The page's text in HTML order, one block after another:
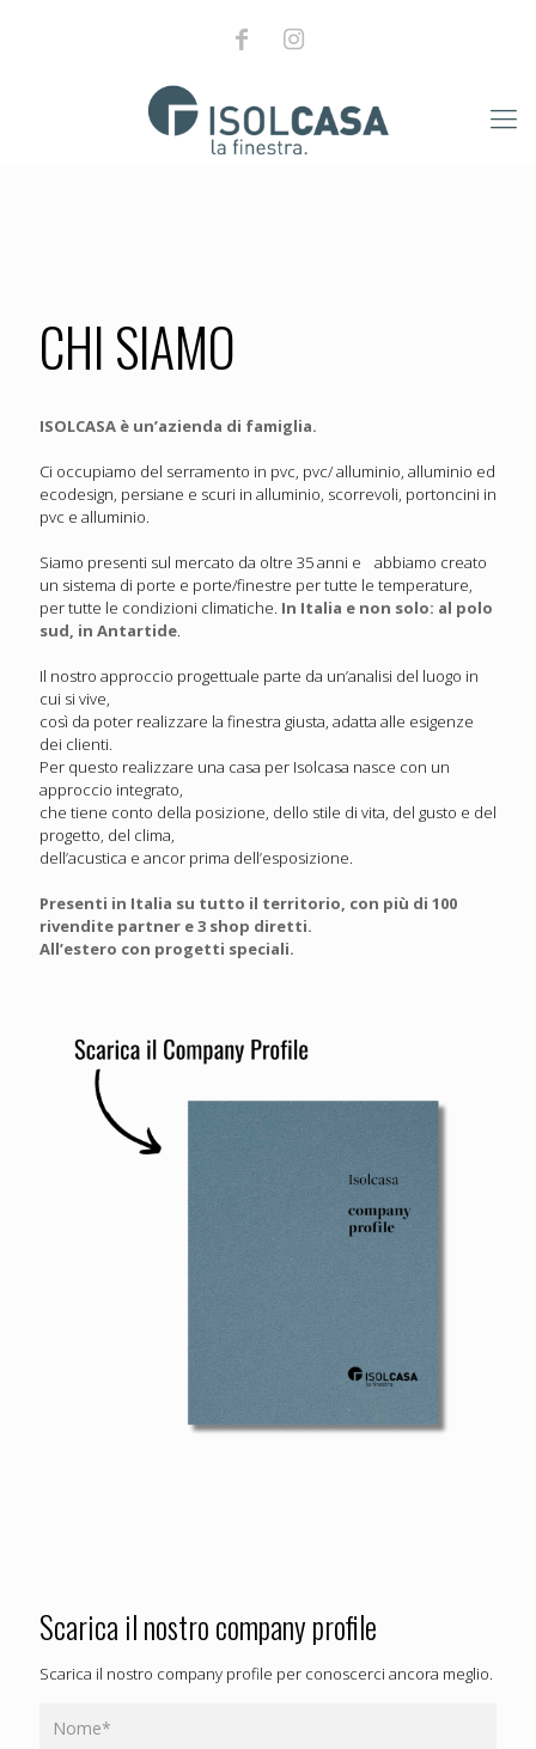
CHI SIAMO
ISOLCASA è un’azienda di famiglia.
Ci occupiamo del serramento in pvc, pvc/ alluminio, alluminio ed
ecodesign, persiane e scuri in alluminio, scorrevoli, portoncini in
pvc e alluminio.
Siamo presenti sul mercato da oltre 35 anni e abbiamo creato
un sistema di porte e porte/finestre per tutte le temperature,
per tutte le condizioni climatiche. In Italia e non solo: al polo
sud, in Antartide.
Il nostro approccio progettuale parte da un’analisi del luogo in
cui si vive,
così da poter realizzare la finestra giusta, adatta alle esigenze
dei clienti.
Per questo realizzare una casa per Isolcasa nasce con un
approccio integrato,
che tiene conto della posizione, dello stile di vita, del gusto e del
progetto, del clima,
dell’acustica e ancor prima dell’esposizione.
Presenti in Italia su tutto il territorio, con più di 100
rivendite partner e 3 shop diretti.
All’estero con progetti speciali.
Scarica il nostro company profile
Scarica il nostro company profile per conoscerci ancora meglio.